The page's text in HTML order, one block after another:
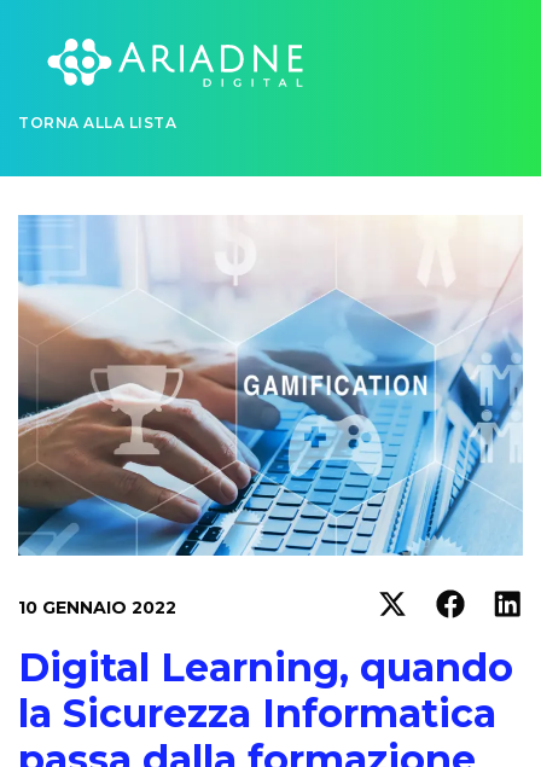
TORNA ALLA LISTA
10 GENNAIO 2022
Digital Learning, quando
la Sicurezza Informatica